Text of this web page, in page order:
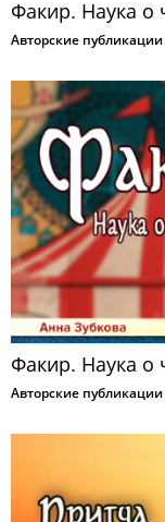
Факир. Наука о
Авторские публикации
Факир. Наука о
Авторские публикации